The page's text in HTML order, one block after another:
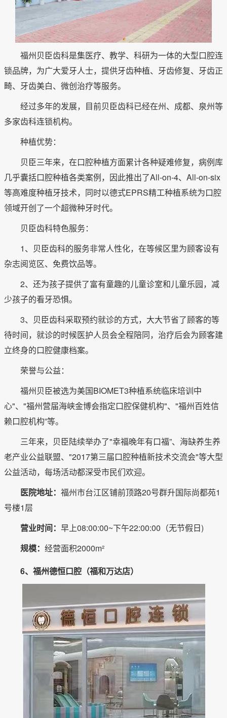
福州贝臣齿科是集医疗、教学、科研为一体的大型口腔连
锁品牌，为广大爱牙人士，提供牙齿种植、牙齿修复、牙齿正
畸、牙齿美白、微创治疗等服务。
经过多年的发展，目前贝臣齿科已经在州、成都、泉州等
多家齿科连锁机构。
种植优势：
贝臣三年来，在口腔种植方面累计各种疑难修复，病例库
几乎囊括口腔种植各类案例，因此推出了All-on-4、All-on-six
等高难度种植牙技术，同时以德式EPRS精工种植系统为口腔
领域开创了一个超微种牙时代。
贝臣齿科特色服务：
1、贝臣齿科的服务非常人性化，在等候区里为顾客设有
杂志阅览区、免费饮品等。
2、还为孩子提供了富有童趣的儿童诊室和儿童乐园，减
少孩子的看牙恐惧。
3、贝臣齿科采取预约就诊的方式，大大节省了顾客的等
待时间，就诊的时候医护人员会全程陪同，治疗后会为顾客建
立终身的口腔健康档案。
荣誉与公益：
福州贝臣被选为美国BIOMET3种植系统临床培训中
心"、"福州营届海峡金博会指定口腔保健机构"、"福州百姓信
赖口腔机构”等。
三年来，贝臣陆续举办了"幸福晚年有口福”、海缺养生养
老产业公益联盟、"2017第三届口腔种植新技术交流会"等大型
公益活动，每场活动都深受市民们欢迎。
医院地址： 福州市台江区铺前顶路20号群升国际尚都苑1
号楼1层
营业时间： 早上08:00:00~下午22:00:00（无节假日)
规模： 经营面积2000m²
6、福州德恒口腔（福和万达店）